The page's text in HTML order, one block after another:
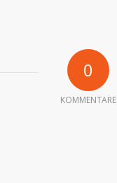
0
KOMMENTARE